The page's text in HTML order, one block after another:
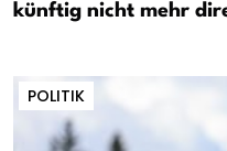
künftig nicht mehr
POLITIK